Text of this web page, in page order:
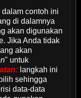
contoh ini
di dalamnya
akan digunakan
Jika Anda tidak
akan
" untuk
langkah ini
sehingga
data-data